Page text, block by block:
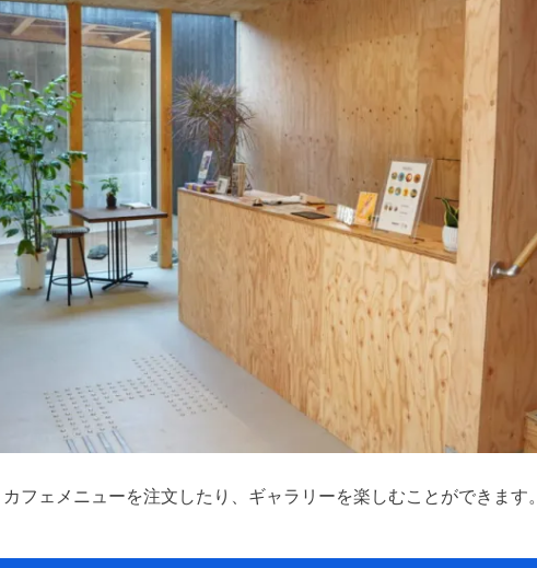
フェメニューを注文したり、ギャラリーを楽しむことができます。